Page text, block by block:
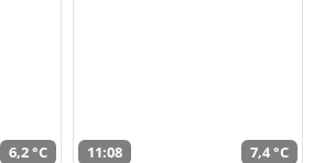
6,2 °C 11:08 7,4 °C